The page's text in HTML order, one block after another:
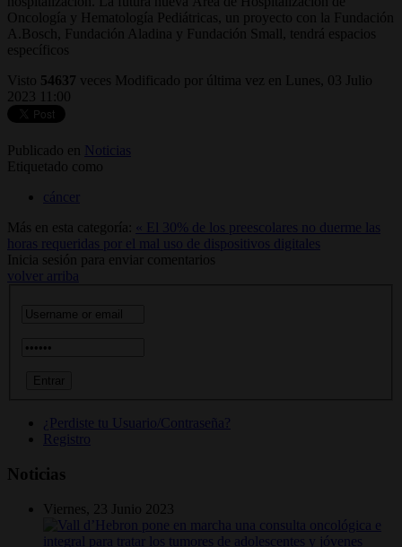
Oncología y Hematología Pediátricas, un proyecto con la Fundación
A.Bosch, Fundación Aladina y Fundación Small, tendrá espacios
específicos
Visto 54637 veces Modificado por última vez en Lunes, 03 Julio
2023 11:00
Publicado en
Noticias
Etiquetado como
cáncer
Más en esta categoría: « El 30% de los preescolares no duerme las
horas requeridas por el mal uso de dispositivos digitales
Inicia sesión para enviar comentarios
volver arriba
¿Perdiste tu Usuario/Contraseña?
Registro
Noticias
Viernes, 23 Junio 2023